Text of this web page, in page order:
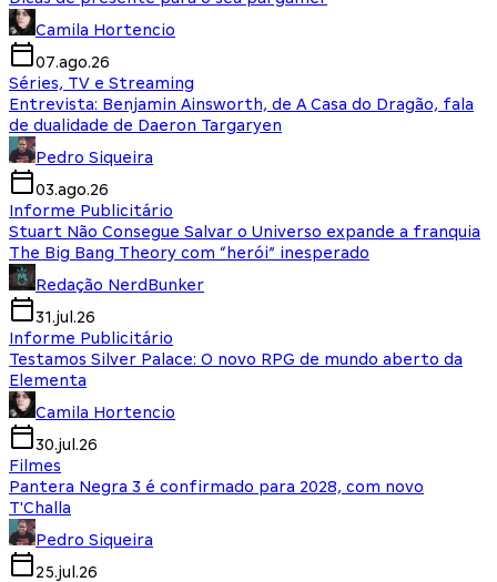
Camila Hortencio
07.ago.26
Séries, TV e Streaming
Entrevista: Benjamin Ainsworth, de A Casa do Dragão, fala
de dualidade de Daeron Targaryen
Pedro Siqueira
03.ago.26
Informe Publicitário
Stuart Não Consegue Salvar o Universo expande a franquia
The Big Bang Theory com “herói” inesperado
Redação NerdBunker
31.jul.26
Informe Publicitário
Testamos Silver Palace: O novo RPG de mundo aberto da
Elementa
Camila Hortencio
30.jul.26
Filmes
Pantera Negra 3 é confirmado para 2028, com novo
T'Challa
Pedro Siqueira
25.jul.26